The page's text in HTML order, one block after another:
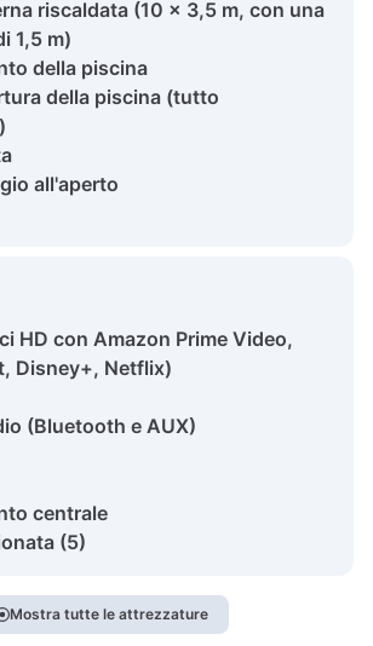
riscaldata (10 x 3,5 m, con una
1,5 m)
della piscina
della piscina (tutto
all'aperto
HD con Amazon Prime Video,
Disney+, Netflix)
(Bluetooth e AUX)
centrale
(5)
Mostra tutte le attrezzature